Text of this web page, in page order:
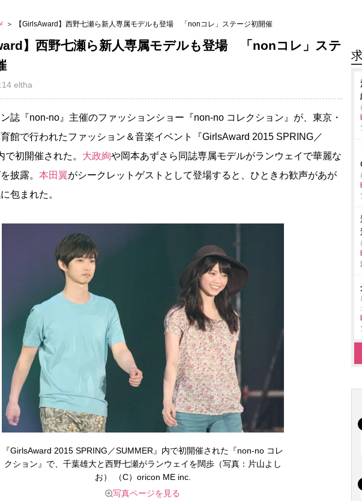
＞ 【GirlsAward】西野七瀬ら新人専属モデルも登場 「nonコレ」ステージ初開催
】西野七瀬ら新人専属モデルも登場 「nonコレ」ステ
eltha
誌『non-no』主催のファッションショー『non-no コレクション』が、東京・
館で行われたファッション＆音楽イベント『GirlsAward 2015 SPRING／
で初開催された。 大政絢岡本あずさら同誌専属モデルがランウェイで華麗な
披露。 本田翼がシークレットゲストとして登場すると、ひときわ歓声があが
包まれた。
『GirlsAward 2015 SPRING／SUMMER』内で初開催された『non-no コレ
クション』で、千葉雄大と西野七瀬がランウェイを闊歩（写真：片山よし
お） （C）oricon ME inc.
写真ページを見る